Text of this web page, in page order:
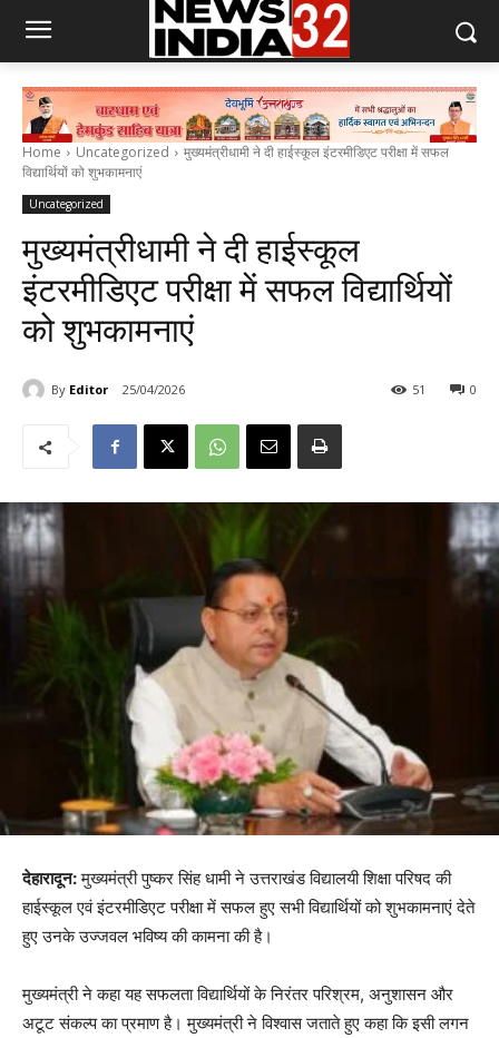
Home Uncategorized
मुख्यमंत्रीधामी ने दी हाईस्कूल इंटरमीडिएट परीक्षा में सफल
विद्यार्थियों को शुभकामनाएं
Uncategorized
मुख्यमंत्रीधामी ने दी हाईस्कूल
इंटरमीडिएट परीक्षा में सफल विद्यार्थियों
को शुभकामनाएं
By Editor 25/04/2026 0
51
देहारादून:मुख्यमंत्री पुष्कर सिंह धामी ने उत्तराखंड विद्यालयी शिक्षा परिषद की
हाईस्कूल एवं इंटरमीडिएट परीक्षा में सफल हुए सभी विद्यार्थियों को शुभकामनाएं देते
हुए उनके उज्जवल भविष्य की कामना की है।
मुख्यमंत्री ने कहा यह सफलता विद्यार्थियों के निरंतर परिश्रम, अनुशासन और
अटूट संकल्प का प्रमाण है। मुख्यमंत्री ने विश्वास जताते हुए कहा कि इसी लगन